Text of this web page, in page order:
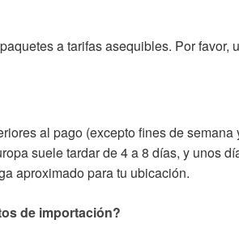
a tarifas asequibles. Por
al pago (excepto fines de
suele tardar de 4 a 8 días, y unos
aproximado para tu ubicación.
de importación?